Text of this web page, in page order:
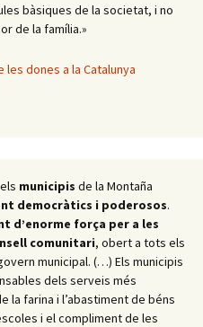
bàsiques de la societat, i no
de la família.»
les dones a la Catalunya
municipis de la Montaña
democràtics i poderosos.
d’enorme força per a les
comunitari, obert a tots els
municipal. (…) Els municipis
dels serveis més
la farina i l’abastiment de béns
i el compliment de les